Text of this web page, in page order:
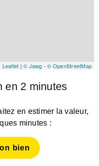
Leaflet | © Jawg -© OpenStreetMap
en 2 minutes
en estimer la valeur,
minutes :
bien